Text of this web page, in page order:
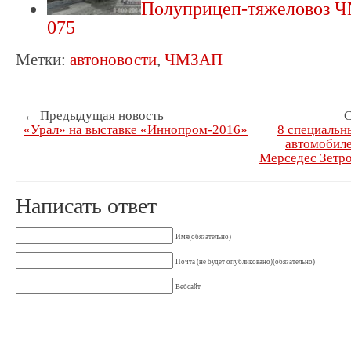
Полуприцеп-тяжеловоз
075
Метки: автоновости, ЧМЗАП
← Предыдущая новость
«Урал» на выставке «Иннопром-2016»
8
Мерседес
Написать ответ
Имя(обязательно)
Почта (не будет опубликовано)(обязательно)
Вебсайт